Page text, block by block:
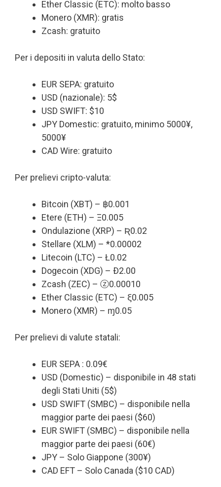
Ether Classic (ETC): molto basso
Monero (XMR): gratis
Zcash: gratuito
Per i depositi in valuta dello Stato:
EUR SEPA: gratuito
USD (nazionale): 5$
USD SWIFT: $10
JPY Domestic: gratuito, minimo 5000¥,
5000¥
CAD Wire: gratuito
Per prelievi cripto-valuta:
Bitcoin (XBT) – ฿0.001
Etere (ETH) – Ξ0.005
Ondulazione (XRP) – Ʀ0.02
Stellare (XLM) – *0.00002
Litecoin (LTC) – Ł0.02
Dogecoin (XDG) – Ð2.00
Zcash (ZEC) – ⓩ0.00010
Ether Classic (ETC) – ξ0.005
Monero (XMR) – ɱ0.05
Per prelievi di valute statali:
EUR SEPA : 0.09€
USD (Domestic) – disponibile in 48 stati
degli Stati Uniti (5$)
USD SWIFT (SMBC) – disponibile nella
maggior parte dei paesi ($60)
EUR SWIFT (SMBC) – disponibile nella
maggior parte dei paesi (60€)
JPY – Solo Giappone (300¥)
CAD EFT – Solo Canada ($10 CAD)